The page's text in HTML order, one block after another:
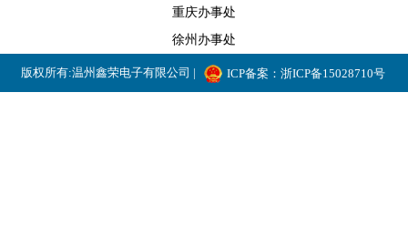
重庆办事处
徐州办事处
版权所有:温州鑫荣电子有限公司 | ICP备案：浙ICP备15028710号